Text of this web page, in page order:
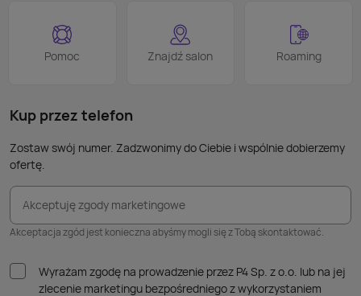
Pomoc Znajdź salon Roaming
Kup przez telefon
Zostaw swój numer. Zadzwonimy do Ciebie i wspólnie dobierzemy
ofertę.
Akceptuję zgody marketingowe
Akceptacja zgód jest konieczna abyśmy mogli się z Tobą skontaktować.
Wyrażam zgodę na prowadzenie przez P4 Sp. z o.o. lub na jej
zlecenie marketingu bezpośredniego z wykorzystaniem